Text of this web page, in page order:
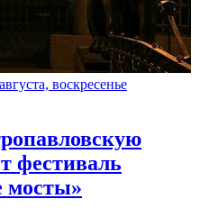
воскресенье
фестиваль
мосты»